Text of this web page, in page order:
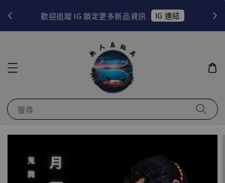
歡迎追蹤 IG 鎖定更多新品資訊 IG 連結
搜尋